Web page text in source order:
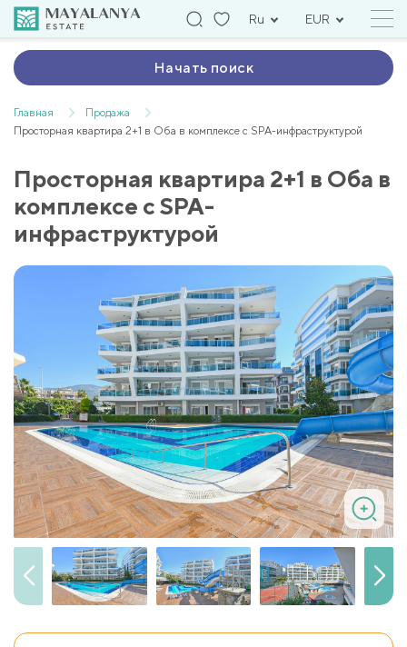
Ru EUR
Начать поиск
Главная
Продажа
Просторная квартира 2+1 в Оба в комплексе с SPA-инфраструктурой
Просторная квартира 2+1 в Оба в
комплексе с SPA-
инфраструктурой